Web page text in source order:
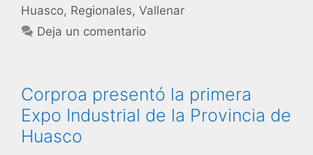
Huasco, Regionales, Vallenar
Deja un comentario
Corproa presentó la primera
Expo Industrial de la Provincia de
Huasco